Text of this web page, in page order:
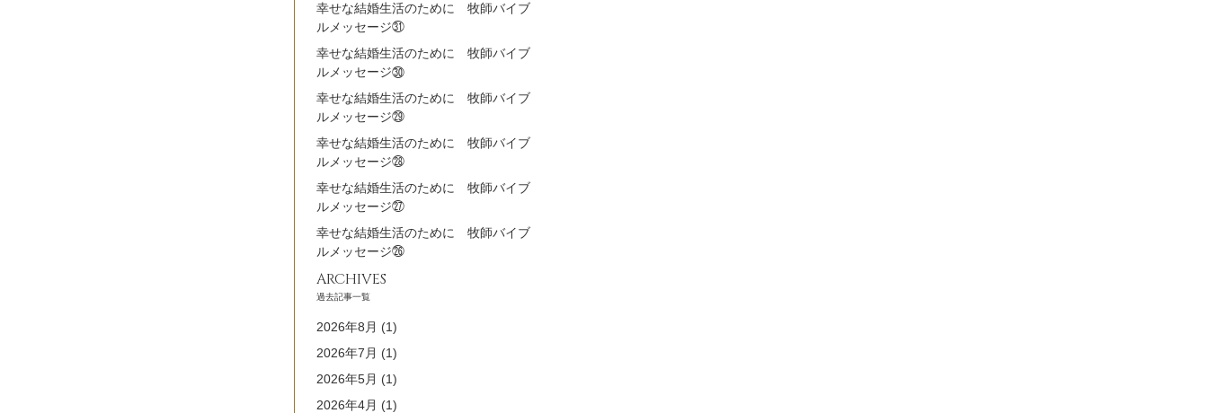
幸せな結婚生活のために 牧師バイブ
ルメッセージ㉛
幸せな結婚生活のために 牧師バイブ
ルメッセージ㉚
幸せな結婚生活のために 牧師バイブ
ルメッセージ㉙
幸せな結婚生活のために 牧師バイブ
ルメッセージ㉘
幸せな結婚生活のために 牧師バイブ
ルメッセージ㉗
幸せな結婚生活のために 牧師バイブ
ルメッセージ㉖
ARCHIVES
過去記事一覧
2026年8月 (1)
2026年7月 (1)
2026年5月 (1)
2026年4月 (1)